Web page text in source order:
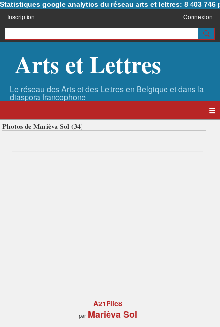
Statistiques google analytics du réseau arts et lettres: 8 403 746
Inscription Connexion
Arts et Lettres
Photos de Marièva Sol (34)
A21Plic8
par Marièva Sol